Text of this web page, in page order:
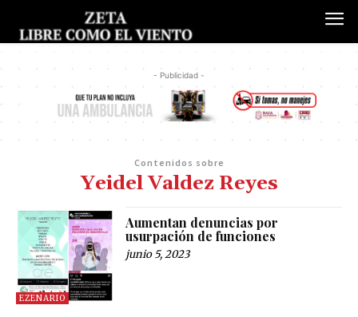
- Publicidad -
Contenidos sobre
Yeidel Valdez Reyes
EZENARIO
Aumentan denuncias por
usurpación de funciones
junio 5, 2023